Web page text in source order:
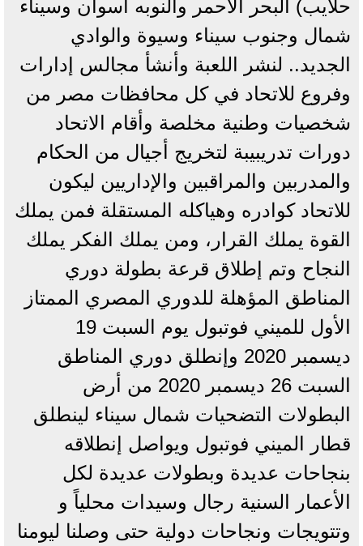
حلايب) البحر الأحمر والنوبه أسوان وسيناء
شمال وجنوب سيناء وسيوة والوادي
الجديد.. لنشر اللعبة وأنشأ مجالس إدارات
وفروع للاتحاد في كل محافظات مصر من
شخصيات وطنية مخلصة وأقام الاتحاد
دورات تدريبيبة لتخريج أجيال من الحكام
والمدربين والمراقبين والإداريين ليكون
للاتحاد كوادره وهياكله المستقلة فمن يملك
القوة يملك القرار، ومن يملك الفكر يملك
النجاح وتم إطلاق قرعة بطولة دوري
المناطق المؤهلة للدوري المصري الممتاز
الأول للميني فوتبول يوم السبت 19
ديسمبر 2020 وإنطلق دوري المناطق
السبت 26 ديسمبر 2020 من أرض
البطولات التضحيات شمال سيناء لينطلق
قطار الميني فوتبول ويواصل إنطلاقه
بنجاحات عديدة وبطولات عديدة لكل
الأعمار السنية رجال وسيدات محلياً و
وتتويجات ونجاحات دولية حتى وصلنا ليومنا